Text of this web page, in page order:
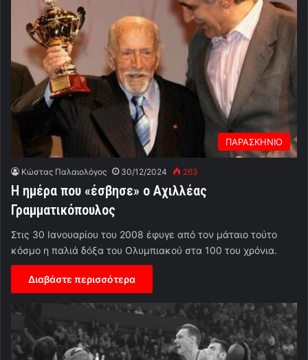
ΠΑΡΑΣΚΗΝΙΟ
Κώστας Παλαιολόγος 30/12/2024 263
Η ημέρα που «έσβησε» ο Αχιλλέας
Γραμματικόπουλος
Στις 30 Ιανουαρίου του 2008 έφυγε από τον μάταιο τούτο
κόσμο η παλιά δόξα του Ολυμπιακού στα 100 του χρόνια.
Διαβάστε περισσότερα